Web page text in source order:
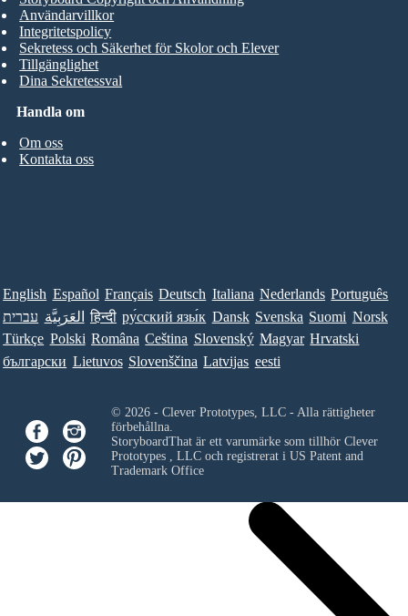
Handla om
Om oss
Kontakta oss
Användarvillkor
Integritetspolicy
Sekretess och Säkerhet för Skolor och Elever
Tillgänglighet
Dina Sekretessval
English Español Français Deutsch Italiana Nederlands Português
עברית العَرَبِيَّة हिन्दी ру́сский язы́к Dansk Svenska Suomi Norsk
Türkçe Polski Româna Ceština Slovenský Magyar Hrvatski
български Lietuvos Slovenščina Latvijas eesti
© 2026 - Clever Prototypes, LLC - Alla rättigheter
förbehållna.
StoryboardThat är ett varumärke som tillhör Clever
Prototypes , LLCoch registrerat i US Patent and
Trademark Office